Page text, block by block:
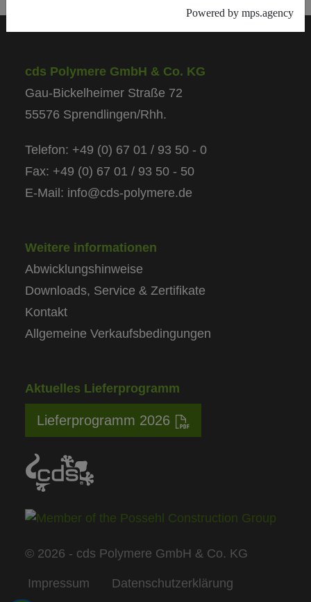
cds Polymere GmbH & Co. KG
Gau-Bickelheimer Straße 72
55576 Sprendlingen/Rhh.
Telefon: +49 (0) 67 01 / 93 50 - 0
Fax: +49 (0) 67 01 / 93 50 - 50
E-Mail: info@cds-polymere.de
Weitere informationen
Abwicklungshinweise
Downloads, Service & Zertifikate
Kontakt
Allgemeine Verkaufsbedingungen
Aktuelles Lieferprogramm
Lieferprogramm 2026
© 2026 - cds Polymere GmbH & Co. KG
Impressum Datenschutzerklärung
Powered by mps.agency